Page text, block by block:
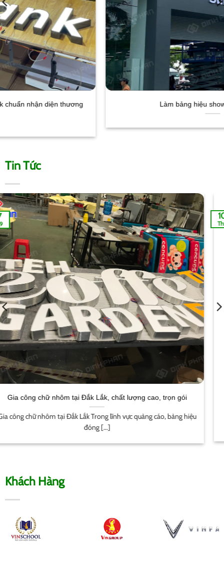
Làm bảng hiệu showroom Vinfast
Tin Tức
Dịch vụ in ấn tại Buôn Ma Thuột trọn gói, giá rẻ, chất lượng
Dịch vụ in ấn tại Buôn Ma Thuột Giới thiệu dịch vụ in ấn tại [...]
10
Th9
Khách Hàng